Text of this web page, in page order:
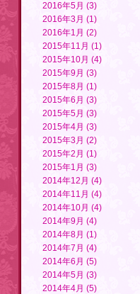
2016年5月 (3)
2016年3月 (1)
2016年1月 (2)
2015年11月 (1)
2015年10月 (4)
2015年9月 (3)
2015年8月 (1)
2015年6月 (3)
2015年5月 (3)
2015年4月 (3)
2015年3月 (2)
2015年2月 (1)
2015年1月 (3)
2014年12月 (4)
2014年11月 (4)
2014年10月 (4)
2014年9月 (4)
2014年8月 (1)
2014年7月 (4)
2014年6月 (5)
2014年5月 (3)
2014年4月 (5)